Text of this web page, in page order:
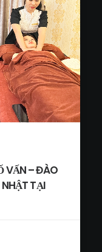
VẤN – ĐÀO
NHẬT TẠI